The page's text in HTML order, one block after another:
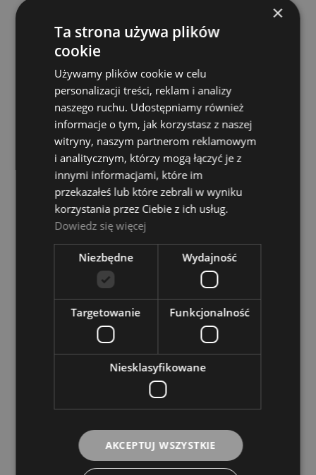
Eurolite Cylinder lustrzany 30cm
EUROLITE
175,00 zł
DO KOSZYKA
×
Ta strona używa plików
cookie
Używamy plików cookie w celu
personalizacji treści, reklam i analizy
naszego ruchu. Udostępniamy również
informacje o tym, jak korzystasz z naszej
witryny, naszym partnerom reklamowym
i analitycznym, którzy mogą łączyć je z
innymi informacjami, które im
przekazałeś lub które zebrali w wyniku
korzystania przez Ciebie z ich usług.
Dowiedz się więcej
Niezbędne Wydajność
Targetowanie Funkcjonalność
Niesklasyfikowane
AKCEPTUJ WSZYSTKIE